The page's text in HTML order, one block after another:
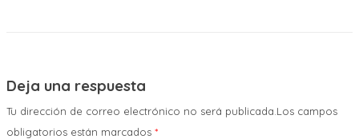
Deja una respuesta
Tu dirección de correo electrónico no será publicada.Los campos
obligatorios están marcados *